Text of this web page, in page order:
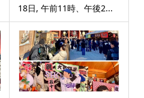
18日, 午前11時、午後2...